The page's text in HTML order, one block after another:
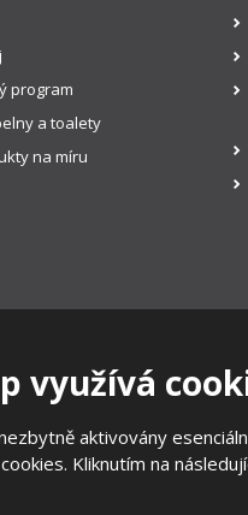
využívá
aktivovány
Kliknutím na
program
a toalety
na míru
|Ochrana osobních
E